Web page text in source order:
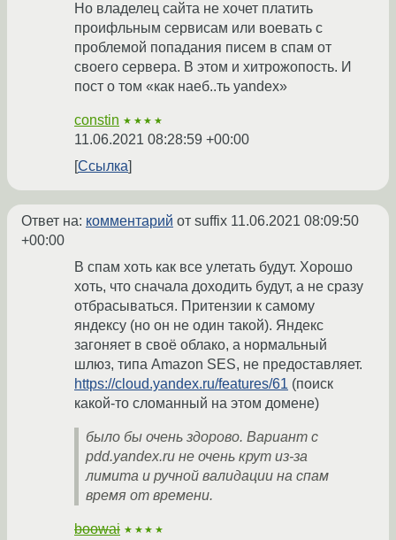
Но владелец сайта не хочет платить
проифльным сервисам или воевать с
проблемой попадания писем в спам от
своего сервера. В этом и хитрожопость. И
пост о том «как наеб..ть yandex»
constin ★★★★
11.06.2021 08:28:59 +00:00
Ссылка
Ответ на: комментарий от suffix 11.06.2021 08:09:50
+00:00
В спам хоть как все улетать будут. Хорошо
хоть, что сначала доходить будут, а не сразу
отбрасываться. Притензии к самому
яндексу (но он не один такой). Яндекс
загоняет в своё облако, а нормальный
шлюз, типа Amazon SES, не предоставляет.
https://cloud.yandex.ru/features/61 (поиск
какой-то сломанный на этом домене)
было бы очень здорово. Вариант с
pdd.yandex.ru не очень крут из-за
лимита и ручной валидации на спам
время от времени.
boowai ★★★★